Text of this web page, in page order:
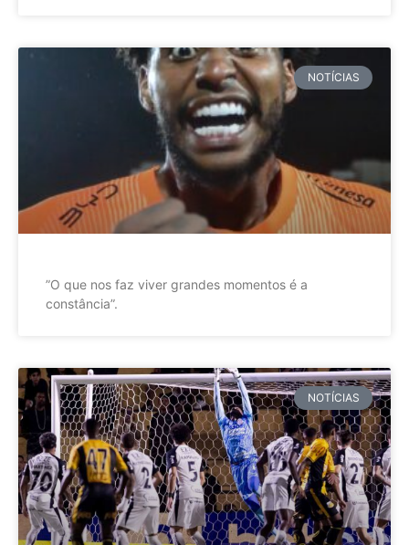
NOTÍCIAS
”O que nos faz viver grandes momentos é a
constância”.
NOTÍCIAS